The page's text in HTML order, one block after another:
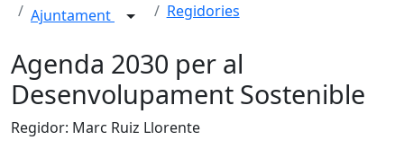
Ajuntament
Regidories
Agenda 2030 per al
Desenvolupament Sostenible
Regidor: Marc Ruiz Llorente